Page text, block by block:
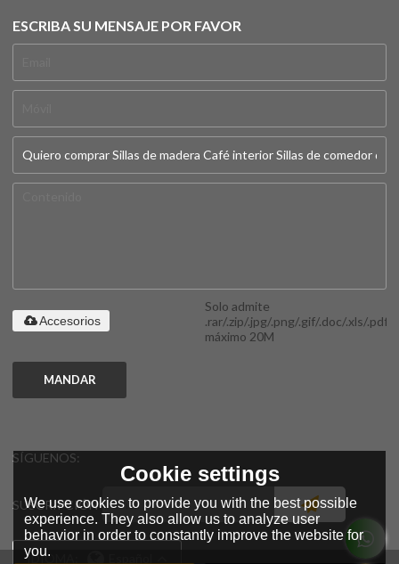
ESCRIBA SU MENSAJE POR FAVOR
Solo admite
.rar/.zip/.jpg/.png/.gif/.doc/.xls/.pdf,
máximo 20M
Accesorios
MANDAR
SÍGUENOS:
SUSCRIPCIÓN
IDIOMA:
Cookie settings
We use cookies to provide you with the best possible
experience. They also allow us to analyze user
behavior in order to constantly improve the website for
you.